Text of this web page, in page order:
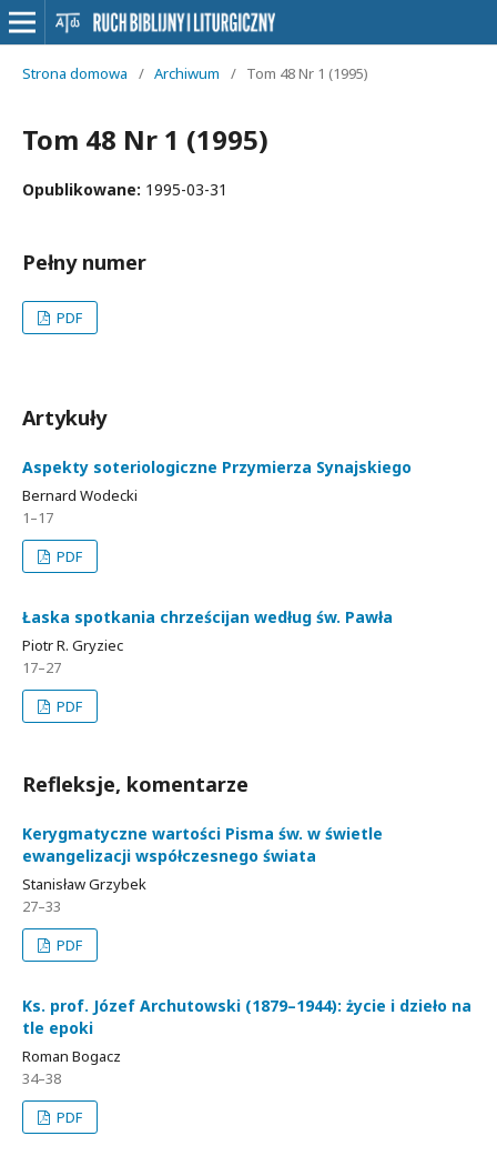
Strona domowa / Archiwum / Tom 48 Nr 1 (1995)
Tom 48 Nr 1 (1995)
Opublikowane: 1995-03-31
Pełny numer
PDF
Artykuły
Aspekty soteriologiczne Przymierza Synajskiego
Bernard Wodecki
1–17
PDF
Łaska spotkania chrześcijan według św. Pawła
Piotr R. Gryziec
17–27
PDF
Refleksje, komentarze
Kerygmatyczne wartości Pisma św. w świetle
ewangelizacji współczesnego świata
Stanisław Grzybek
27–33
PDF
Ks. prof. Józef Archutowski (1879–1944): życie i dzieło na
tle epoki
Roman Bogacz
34–38
PDF